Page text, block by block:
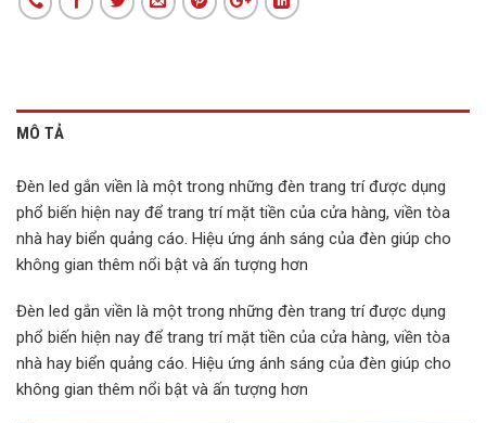
MÔ TẢ
Đèn led gắn viền là một trong những đèn trang trí được dụng
phổ biến hiện nay để trang trí mặt tiền của cửa hàng, viền tòa
nhà hay biển quảng cáo. Hiệu ứng ánh sáng của đèn giúp cho
không gian thêm nổi bật và ấn tượng hơn
Đèn led gắn viền là một trong những đèn trang trí được dụng
phổ biến hiện nay để trang trí mặt tiền của cửa hàng, viền tòa
nhà hay biển quảng cáo. Hiệu ứng ánh sáng của đèn giúp cho
không gian thêm nổi bật và ấn tượng hơn